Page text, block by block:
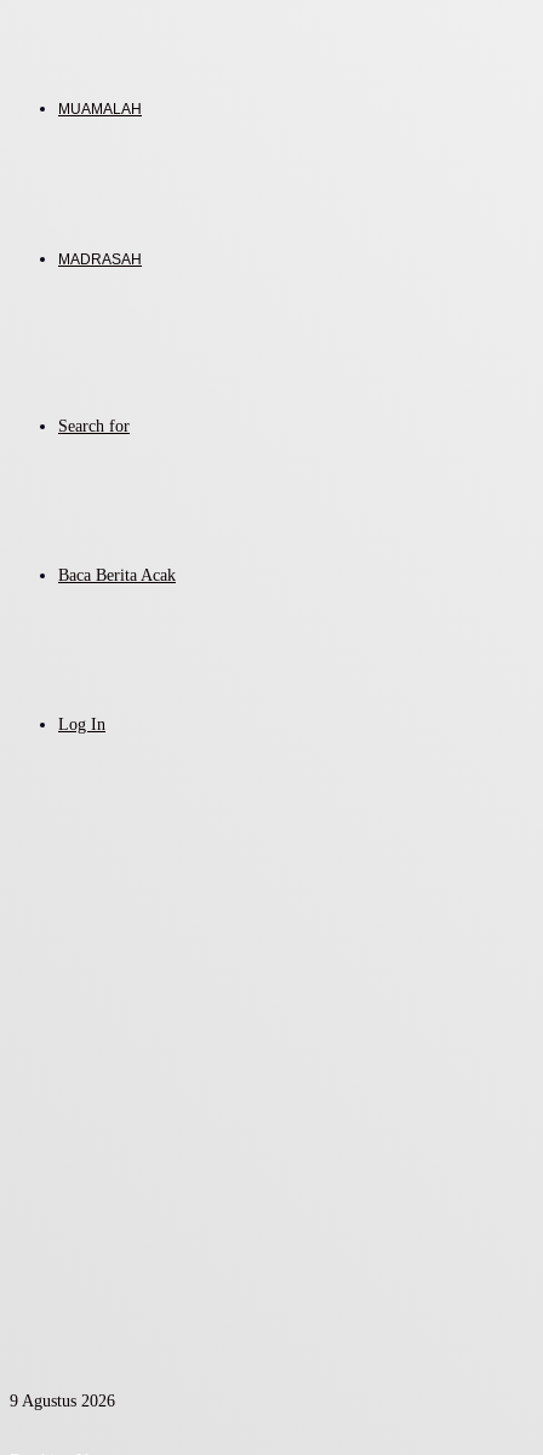
MUAMALAH
MADRASAH
Search for
Baca Berita Acak
Log In
9 Agustus 2026